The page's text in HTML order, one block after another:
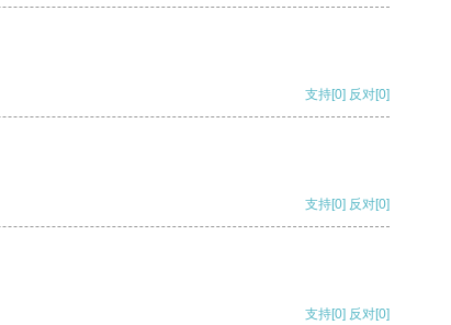
支持[0] 反对[0]
支持[0] 反对[0]
支持[0] 反对[0]